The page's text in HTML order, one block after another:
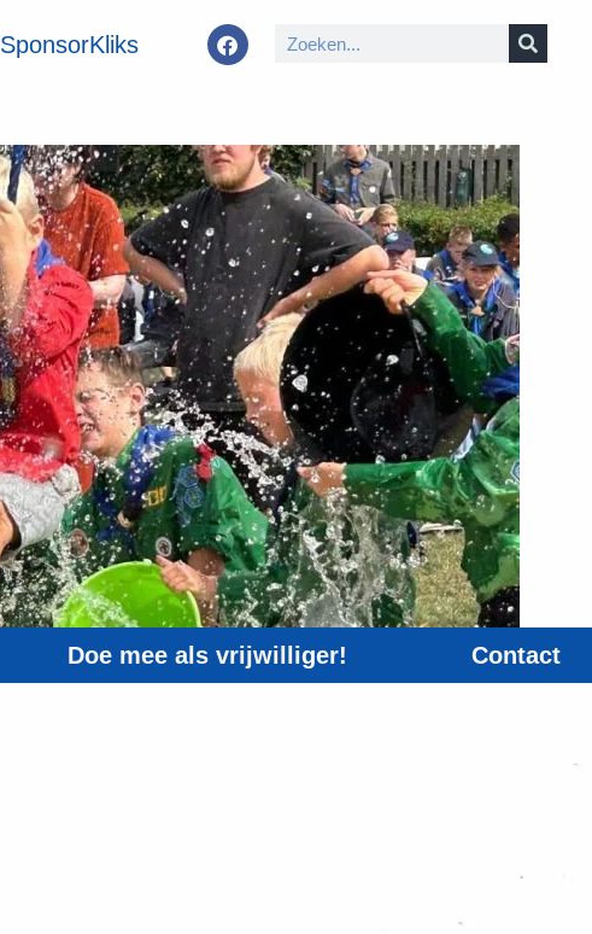
SponsorKliks
Doe mee als vrijwilliger! Contact